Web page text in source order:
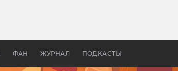
ФАН ЖУРНАЛ ПОДКАСТЫ
Древней Грецией